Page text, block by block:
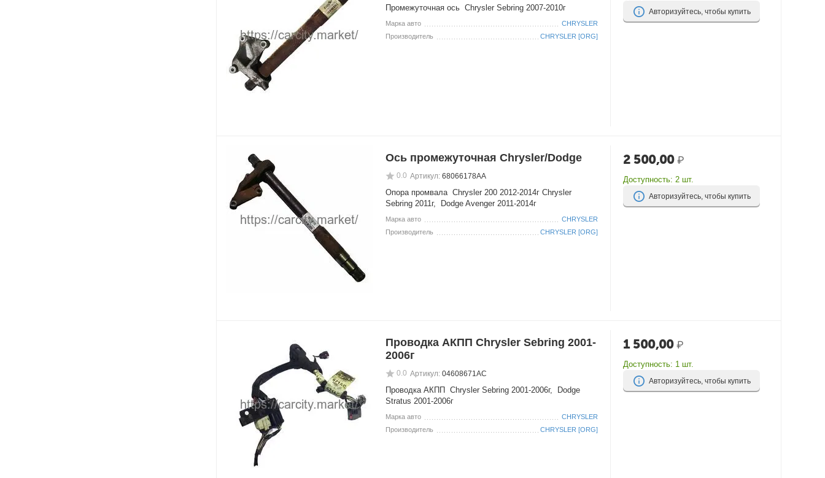
Промежуточная ось Chrysler Sebring 2007-2010г
Марка авто
CHRYSLER
Производитель
CHRYSLER [ORG]
Авторизуйтесь, чтобы купить
Ось промежуточная Chrysler/Dodge
0.0 Артикул: 68066178АА
Опора промвала Chrysler 200 2012-2014г Chrysler
Sebring 2011г, Dodge Avenger 2011-2014г
Марка авто
CHRYSLER
Производитель
CHRYSLER [ORG]
2 500,00 ₽
Доступность: 2 шт.
Авторизуйтесь, чтобы купить
Проводка АКПП Chrysler Sebring 2001-
2006г
0.0 Артикул: 04608671АС
Проводка АКПП Chrysler Sebring 2001-2006г, Dodge
Stratus 2001-2006г
Марка авто
CHRYSLER
Производитель
CHRYSLER [ORG]
1 500,00 ₽
Доступность: 1 шт.
Авторизуйтесь, чтобы купить